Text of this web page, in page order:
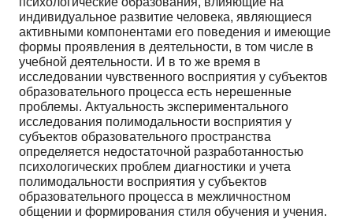
индивидуальное развитие человека, являющиеся
активными компонентами его поведения и имеющие
формы проявления в деятельности, в том числе в
учебной деятельности. И в то же время в
исследовании чувственного восприятия у субъектов
образовательного процесса есть нерешенные
проблемы. Актуальность экспериментального
исследования полимодальности восприятия у
субъектов образовательного пространства
определяется недостаточной разработанностью
психологических проблем диагностики и учета
полимодальности восприятия у субъектов
образовательного процесса в межличностном
общении и формирования стиля обучения и учения.